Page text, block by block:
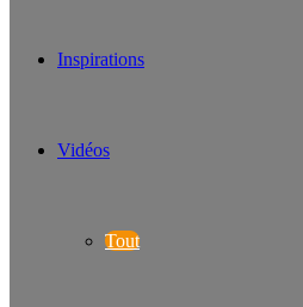
Inspirations
Vidéos
Tout